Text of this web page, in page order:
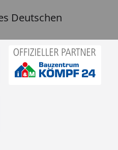
Deutschen